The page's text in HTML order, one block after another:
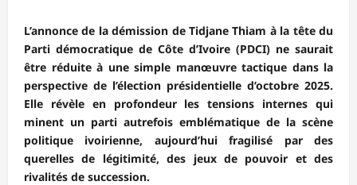
L’annonce de la démission de Tidjane Thiam à la tête du
Parti démocratique de Côte d’Ivoire (PDCI) ne saurait
être réduite à une simple manœuvre tactique dans la
perspective de l’élection présidentielle d’octobre 2025.
Elle révèle en profondeur les tensions internes qui
minent un parti autrefois emblématique de la scène
politique ivoirienne, aujourd’hui fragilisé par des
querelles de légitimité, des jeux de pouvoir et des
rivalités de succession.